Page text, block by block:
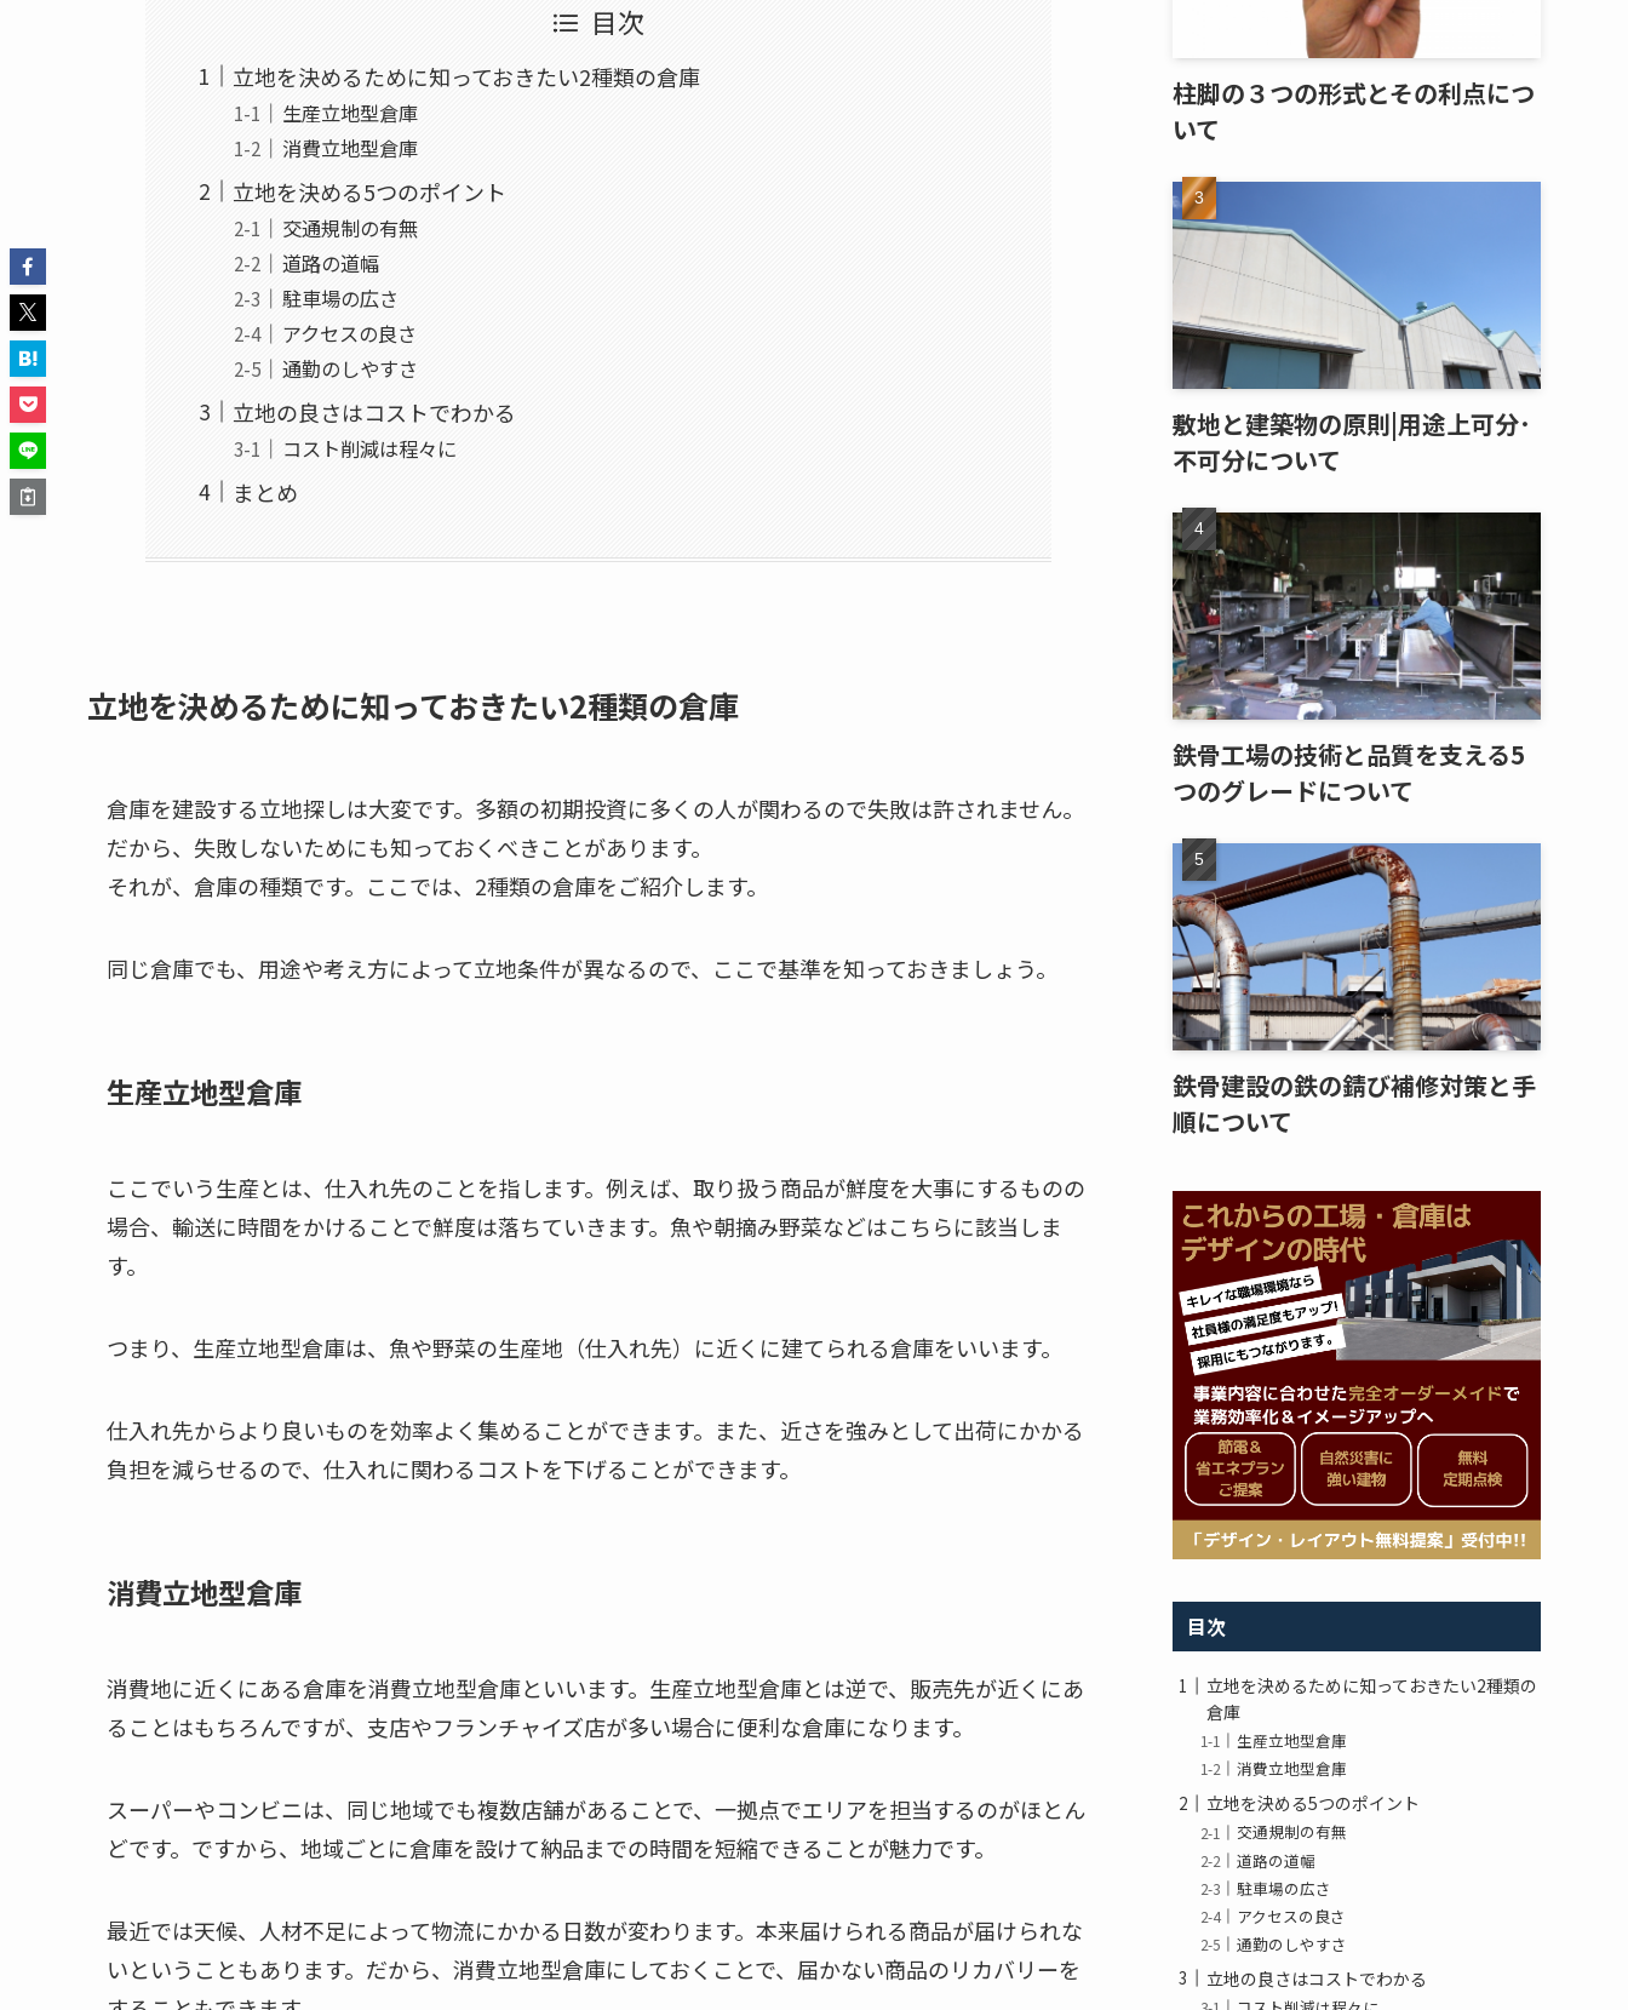
目次
立地を決めるために知っておきたい2種類の倉庫
生産立地型倉庫
消費立地型倉庫
立地を決める5つのポイント
交通規制の有無
道路の道幅
駐車場の広さ
アクセスの良さ
通勤のしやすさ
立地の良さはコストでわかる
コスト削減は程々に
まとめ
立地を決めるために知っておきたい2種類の倉庫
倉庫を建設する立地探しは大変です。多額の初期投資に多くの人が関わるので失敗は許されません。
だから、失敗しないためにも知っておくべきことがあります。
それが、倉庫の種類です。ここでは、2種類の倉庫をご紹介します。
同じ倉庫でも、用途や考え方によって立地条件が異なるので、ここで基準を知っておきましょう。
生産立地型倉庫
ここでいう生産とは、仕入れ先のことを指します。例えば、取り扱う商品が鮮度を大事にするものの
場合、輸送に時間をかけることで鮮度は落ちていきます。魚や朝摘み野菜などはこちらに該当しま
す。
つまり、生産立地型倉庫は、魚や野菜の生産地（仕入れ先）に近くに建てられる倉庫をいいます。
仕入れ先からより良いものを効率よく集めることができます。また、近さを強みとして出荷にかかる
負担を減らせるので、仕入れに関わるコストを下げることができます。
消費立地型倉庫
消費地に近くにある倉庫を消費立地型倉庫といいます。生産立地型倉庫とは逆で、販売先が近くにあ
ることはもちろんですが、支店やフランチャイズ店が多い場合に便利な倉庫になります。
スーパーやコンビニは、同じ地域でも複数店舗があることで、一拠点でエリアを担当するのがほとん
どです。ですから、地域ごとに倉庫を設けて納品までの時間を短縮できることが魅力です。
最近では天候、人材不足によって物流にかかる日数が変わります。本来届けられる商品が届けられな
いということもあります。だから、消費立地型倉庫にしておくことで、届かない商品のリカバリーを
柱脚の３つの形式とその利点につ
いて
敷地と建築物の原則|用途上可分･
不可分について
鉄骨工場の技術と品質を支える5
つのグレードについて
鉄骨建設の鉄の錆び補修対策と手
順について
目次
立地を決めるために知っておきたい2種類の
倉庫
生産立地型倉庫
消費立地型倉庫
立地を決める5つのポイント
交通規制の有無
道路の道幅
駐車場の広さ
アクセスの良さ
通勤のしやすさ
立地の良さはコストでわかる